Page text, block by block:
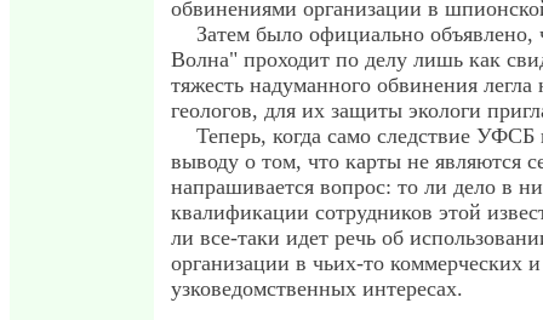
обвинениями организации в
Затем было официально объявлено,
Волна" проходит по делу лишь как
тяжесть надуманного обвинения легла
геологов, для их защиты экологи
Теперь, когда само следствие
выводу о том, что карты не являются
напрашивается вопрос: то ли дело в
квалификации сотрудников этой
ли все-таки идет речь об
организации в чьих-то коммерческих и
узковедомственных интересах.